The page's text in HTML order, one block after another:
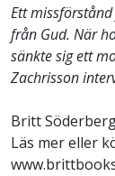
Ett
från Gud. När
sänkte sig ett
Zachrisson
Britt
Läs mer eller